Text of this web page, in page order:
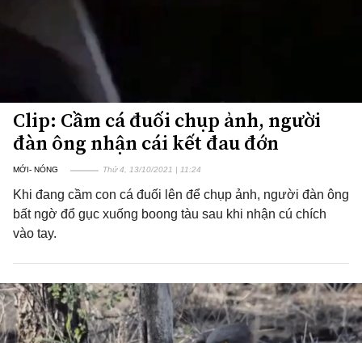
Clip: Cầm cá đuối chụp ảnh, người
đàn ông nhận cái kết đau đớn
MỚI- NÓNG Thứ 4, 13/10/2021 | 11:24
Khi đang cầm con cá đuối lên để chụp ảnh, người đàn ông
bất ngờ đổ gục xuống boong tàu sau khi nhận cú chích
vào tay.